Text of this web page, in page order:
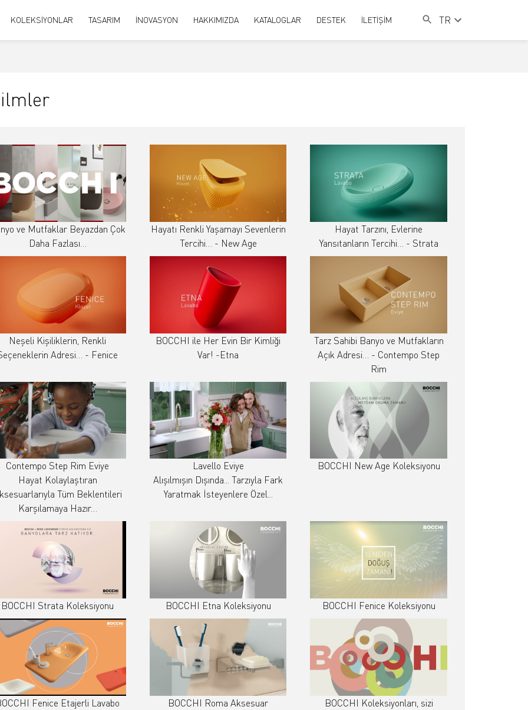
KOLEKSİYONLAR TASARIM İNOVASYON HAKKIMIZDA KATALOGLAR DESTEK İLETİŞİM TR
ve Mutfaklar Beyazdan Çok
Daha Fazlası…
Hayatı Renkli Yaşamayı Sevenlerin
Tercihi… - New Age
Hayat Tarzını, Evlerine
Yansıtanların Tercihi… - Strata
Neşeli Kişiliklerin, Renkli
Adresi… - Fenice
BOCCHI ile Her Evin Bir Kimliği
Var! -Etna
Tarz Sahibi Banyo ve Mutfakların
Açık Adresi… - Contempo Step
Rim
Contempo Step Rim Eviye
Hayat Kolaylaştıran
Tüm Beklentileri
Karşılamaya Hazır…
Lavello Eviye
Alışılmışın Dışında... Tarzıyla Fark
Yaratmak İsteyenlere Özel...
BOCCHI New Age Koleksiyonu
BOCCHI Strata Koleksiyonu BOCCHI Etna Koleksiyonu BOCCHI Fenice Koleksiyonu
Fenice Etajerli Lavabo
BOCCHI Roma Aksesuar
BOCCHI Koleksiyonları, sizi